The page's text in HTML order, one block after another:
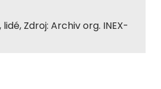
Zdroj: Archiv org. INEX-